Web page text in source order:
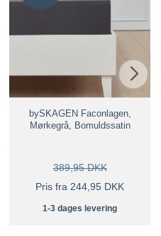
bySKAGEN Faconlagen,
Mørkegrå, Bomuldssatin
389,95 DKK
Pris fra 244,95 DKK
1-3 dages levering